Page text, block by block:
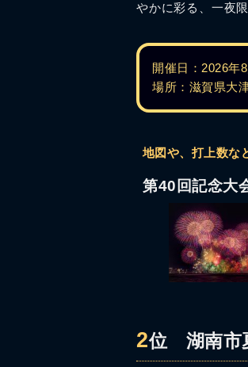
やかに彩る、一夜
開催日：2026年
場所：滋賀県大
地図や、打上数な
第40回記念大
2位湖南市